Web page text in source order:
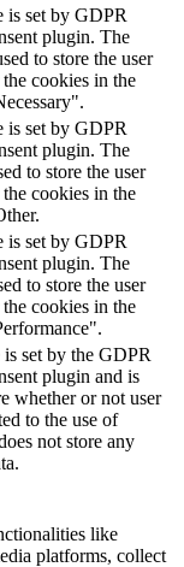
is set by GDPR
plugin. The
to store the user
cookies in the
is set by GDPR
plugin. The
to store the user
cookies in the
is set by GDPR
plugin. The
to store the user
cookies in the
set by the GDPR
plugin and is
whether or not user
to the use of
not store any
like
platforms, collect